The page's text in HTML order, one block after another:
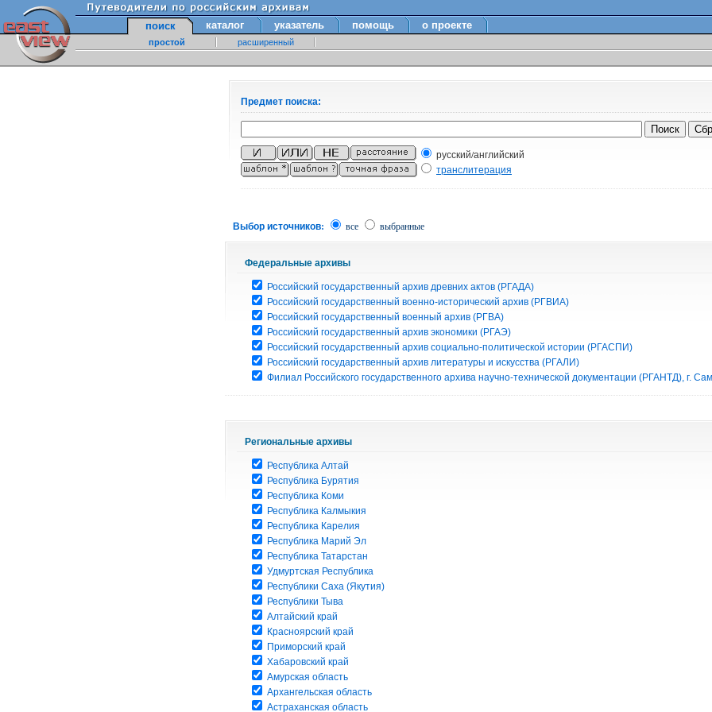
поиск каталог указатель помощь о проекте
простой расширенный
Предмет поиска:
русский/английский
транслитерация
Выбор источников: все выбранные
Федеральные архивы
Российский государственный архив древних актов (РГАДА)
Российский государственный военно-исторический архив (РГВИА)
Российский государственный военный архив (РГВА)
Российский государственный архив экономики (РГАЭ)
Российский государственный архив социально-политической истории (РГАСПИ)
Российский государственный архив литературы и искусства (РГАЛИ)
Филиал Российского государственного архива научно-технической документации (РГАНТД), г.
Региональные архивы
Республика Алтай
Республика Бурятия
Республика Коми
Республика Калмыкия
Республика Карелия
Республика Марий Эл
Республика Татарстан
Удмуртская Республика
Республики Саха (Якутия)
Республики Тыва
Алтайский край
Красноярский край
Приморский край
Хабаровский край
Амурская область
Архангельская область
Астраханская область